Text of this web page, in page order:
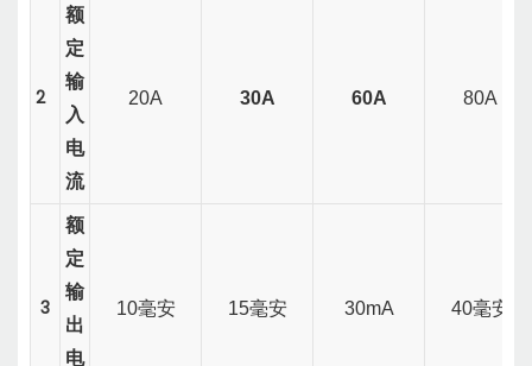
2
额
定
输
入
电
流
20A 30A 60A 80A
3
额
定
输
出
电
10毫安 15毫安 30mA 40毫安